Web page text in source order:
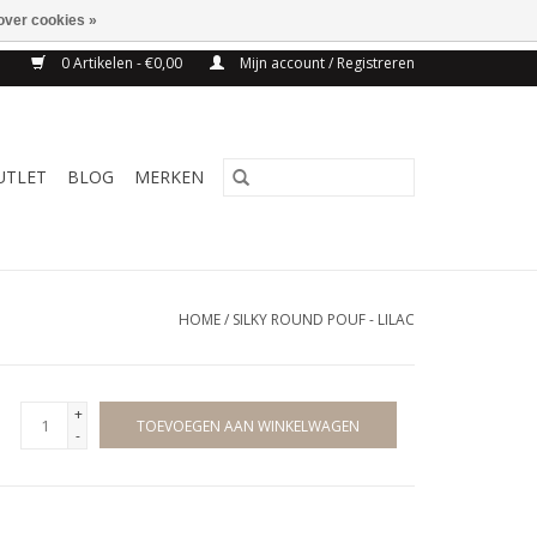
0 Artikelen - €0,00 Mijn account / Registreren
BLOG MERKEN
HOME/ SILKY ROUND POUF - LILAC
+
-
TOEVOEGEN AAN WINKELWAGEN
cookies »
BELGIE VANAF 75€